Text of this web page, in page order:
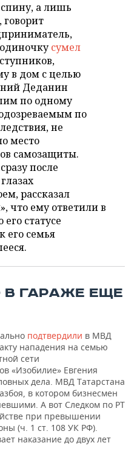
а лишь
сумел
в дом с целью
Деданин
по одному
по
не
место
самозащиты.
после
рассказал
что ему ответили в
статусе
его семья
В ГАРАЖЕ ЕЩЕ
подтвердили в МВД
нападения на семью
сети
«Изобилие» Евгения
дела. МВД Татарстана
в котором бизнесмен
А вот Следком по РТ
при превышении
(ч. 1 ст. 108 УК РФ).
наказание до двух лет